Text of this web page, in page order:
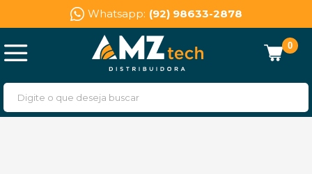
Whatsapp: (92) 98633-2878
0